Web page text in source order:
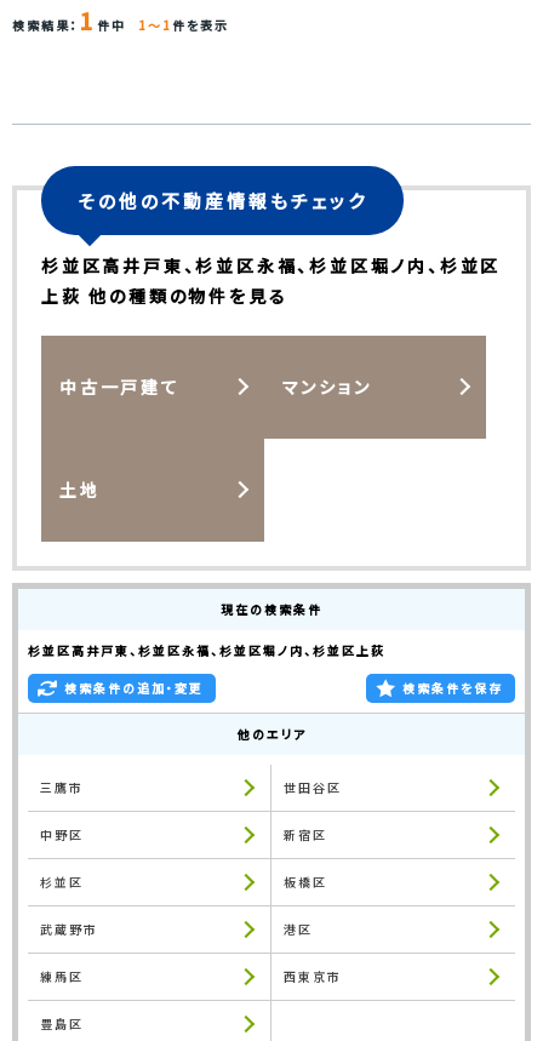
検索結果： 1 件中 1～1件を表示
その他の不動産情報もチェック
杉並区高井戸東、杉並区永福、杉並区堀ノ内、杉並区
上荻 他の種類の物件を見る
中古一戸建て マンション
土地
現在の検索条件
杉並区高井戸東、杉並区永福、杉並区堀ノ内、杉並区上荻
検索条件の追加・変更 検索条件を保存
他のエリア
三鷹市 世田谷区
中野区 新宿区
杉並区 板橋区
武蔵野市 港区
練馬区 西東京市
豊島区